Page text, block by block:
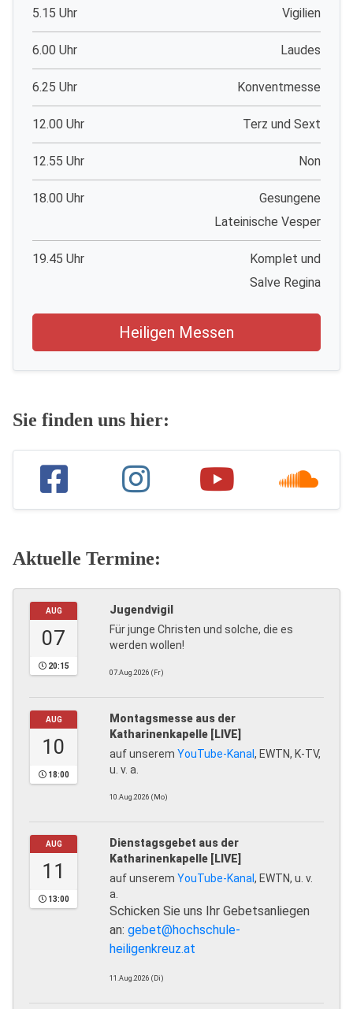
5.15 Uhr Vigilien
6.00 Uhr Laudes
6.25 Uhr Konventmesse
12.00 Uhr Terz und Sext
12.55 Uhr Non
18.00 Uhr
Gesungene
Lateinische Vesper
19.45 Uhr
Komplet und
Salve Regina
Heiligen Messen
Sie finden uns hier:
Aktuelle Termine:
AUG
07
20:15
Jugendvigil
Für junge Christen und solche, die es
werden wollen!
07.Aug.2026 (Fr)
AUG
10
18:00
Montagsmesse aus der
Katharinenkapelle [LIVE]
auf unserem YouTube-Kanal, EWTN, K-TV,
u. v. a.
10.Aug.2026 (Mo)
AUG
11
13:00
Dienstagsgebet aus der
Katharinenkapelle [LIVE]
auf unserem YouTube-Kanal, EWTN, u. v.
a.
Schicken Sie uns Ihr Gebetsanliegen
an: gebet@hochschule-
heiligenkreuz.at
11.Aug.2026 (Di)